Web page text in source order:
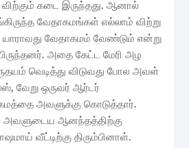
கடை இருந்தது. ஆனால்
வேதாகமங்கள் எல்லாம் விற்று
வேதாகமம் வேண்டும் என்று
அதை கேட்ட மேரி அழ
வெடித்து விடுவது போல அவள்
வேறு ஒருவர் ஆர்டர்
அவளுக்கு கொடுத்தார்.
ஆனந்தத்திற்கு
வீட்டிற்கு திரும்பினாள்.